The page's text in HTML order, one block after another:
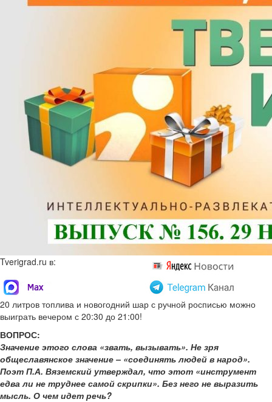
Tverigrad.ru в:
20 литров топлива и новогодний шар с ручной росписью можно
выиграть вечером с 20:30 до 21:00!
ВОПРОС:
Значение этого слова «звать, вызывать». Не зря
общеславянское значение – «соединять людей в народ».
Поэт П.А. Вяземский утверждал, что этот «инструмент
едва ли не труднее самой скрипки». Без него не выразить
мысль. О чем идет речь?